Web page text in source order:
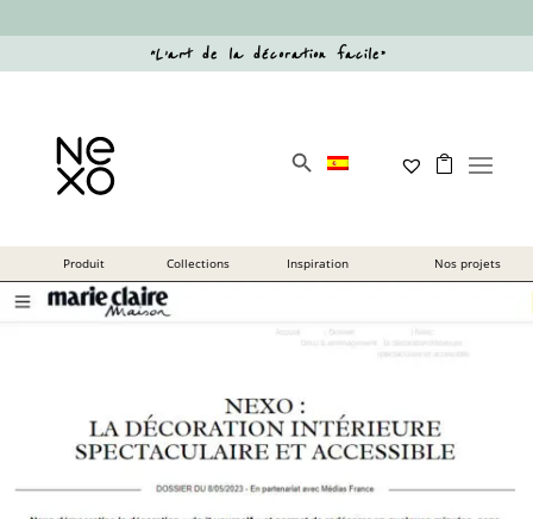
“L’art de la décoration facile”